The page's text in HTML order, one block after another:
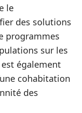
le
des solutions
programmes
sur les
également
cohabitation
des